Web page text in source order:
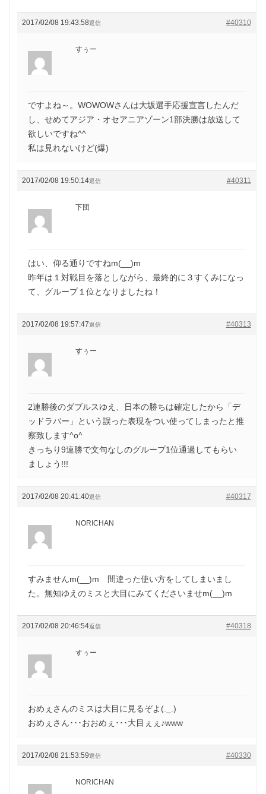
2017/02/08 19:43:58 #40310
返信
すぅー
ですよね～。WOWOWさんは大坂選手応援宣言したんだ
し、せめてアジア・オセアニアゾーン1部決勝は放送して
欲しいですね^^
私は見れないけど(爆)
2017/02/08 19:50:14 #40311
返信
下団
はい、仰る通りですねm(__)m
昨年は１対戦目を落としながら、最終的に３すくみになっ
て、グループ１位となりましたね！
2017/02/08 19:57:47 #40313
返信
すぅー
2連勝後のダブルスゆえ、日本の勝ちは確定したから「デ
ッドラバー」という誤った表現をつい使ってしまったと推
察致します^o^
きっちり9連勝で文句なしのグループ1位通過してもらい
ましょう!!!
2017/02/08 20:41:40 #40317
返信
NORICHAN
すみませんm(__)m 間違った使い方をしてしまいまし
た。無知ゆえのミスと大目にみてくださいませm(__)m
2017/02/08 20:46:54 #40318
返信
すぅー
おめぇさんのミスは大目に見るぞよ(._.)
おめぇさん･･･おおめぇ･･･大目ぇぇ♪www
2017/02/08 21:53:59 #40330
返信
NORICHAN